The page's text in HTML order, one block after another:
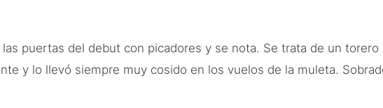
puertas del debut con picadores y se nota. Se trata de un
y lo llevó siempre muy cosido en los vuelos de la muleta.